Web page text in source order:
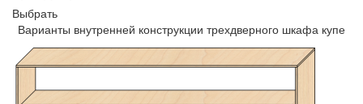
Выбрать
Варианты внутренней конструкции трехдверного шкафа купе